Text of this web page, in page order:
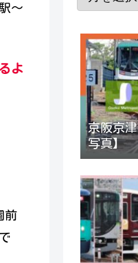
～
よ
前
京阪京
写真】